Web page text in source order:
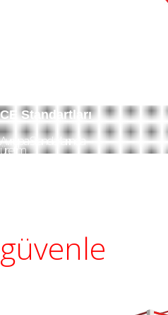
CE Standartları
Avrupa Standarlarında
üretim
güvenle